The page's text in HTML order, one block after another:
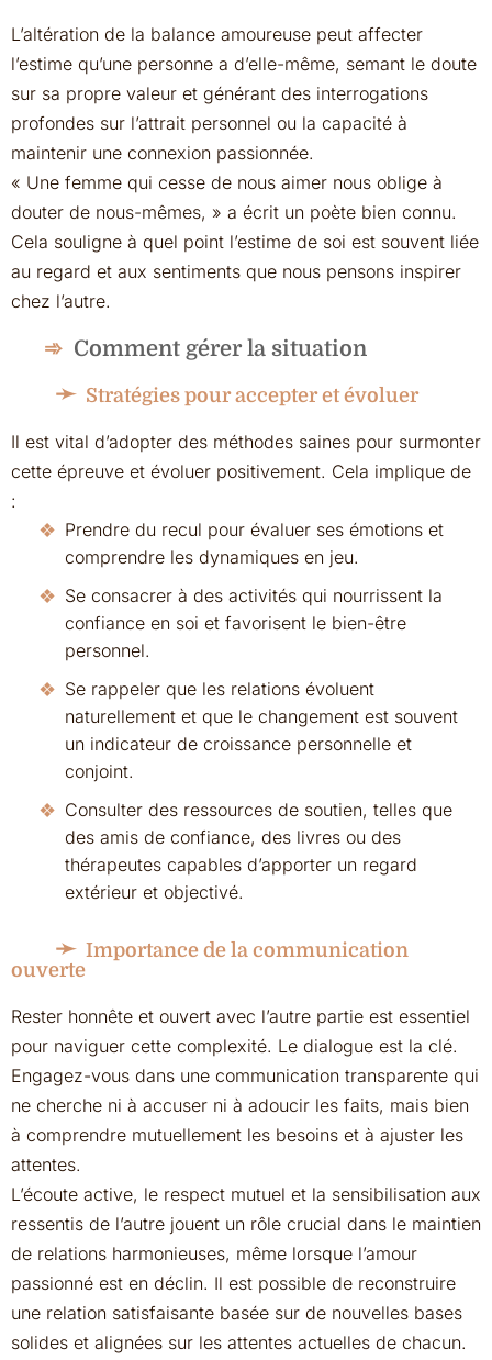
L’altération de la balance amoureuse peut affecter
l’estime qu’une personne a d’elle-même, semant le doute
sur sa propre valeur et générant des interrogations
profondes sur l’attrait personnel ou la capacité à
maintenir une connexion passionnée.
« Une femme qui cesse de nous aimer nous oblige à
douter de nous-mêmes, » a écrit un poète bien connu.
Cela souligne à quel point l’estime de soi est souvent liée
au regard et aux sentiments que nous pensons inspirer
chez l’autre.
Comment gérer la situation
Stratégies pour accepter et évoluer
Il est vital d’adopter des méthodes saines pour surmonter
cette épreuve et évoluer positivement. Cela implique de
:
Prendre du recul pour évaluer ses émotions et
comprendre les dynamiques en jeu.
Se consacrer à des activités qui nourrissent la
confiance en soi et favorisent le bien-être
personnel.
Se rappeler que les relations évoluent
naturellement et que le changement est souvent
un indicateur de croissance personnelle et
conjoint.
Consulter des ressources de soutien, telles que
des amis de confiance, des livres ou des
thérapeutes capables d’apporter un regard
extérieur et objectivé.
Importance de la communication
ouverte
Rester honnête et ouvert avec l’autre partie est essentiel
pour naviguer cette complexité. Le dialogue est la clé.
Engagez-vous dans une communication transparente qui
ne cherche ni à accuser ni à adoucir les faits, mais bien
à comprendre mutuellement les besoins et à ajuster les
attentes.
L’écoute active, le respect mutuel et la sensibilisation aux
ressentis de l’autre jouent un rôle crucial dans le maintien
de relations harmonieuses, même lorsque l’amour
passionné est en déclin. Il est possible de reconstruire
une relation satisfaisante basée sur de nouvelles bases
solides et alignées sur les attentes actuelles de chacun.